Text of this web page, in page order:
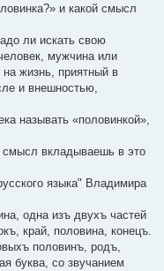
и какой смысл
ли искать свою
мужчина или
жизнь, приятный в
и внешностью,
называть «половинкой»,
смысл вкладываешь в это
языка" Владимира
одна изъ двухъ частей
край, половина, конецъ.
половинъ, родъ,
буква, со звучанием